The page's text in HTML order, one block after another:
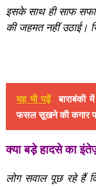
इसके साथ ही साफ
की जहमत नहीं उठाई।
यह भी पढ़ें
बाराबंकी
फसल सूखने की कगार
क्या बड़े हादसे का
लोग सवाल पूछ रहे हैं